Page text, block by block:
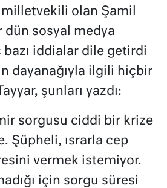
olan Şamil
dün sosyal medya
iddialar dile getirdi
dayanağıyla ilgili hiçbir
Tayyar, şunları yazdı:
sorgusu ciddi bir krize
Şüpheli, ısrarla cep
vermek istemiyor.
için sorgu süresi